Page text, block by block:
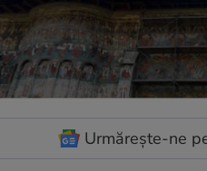
Urmărește-ne